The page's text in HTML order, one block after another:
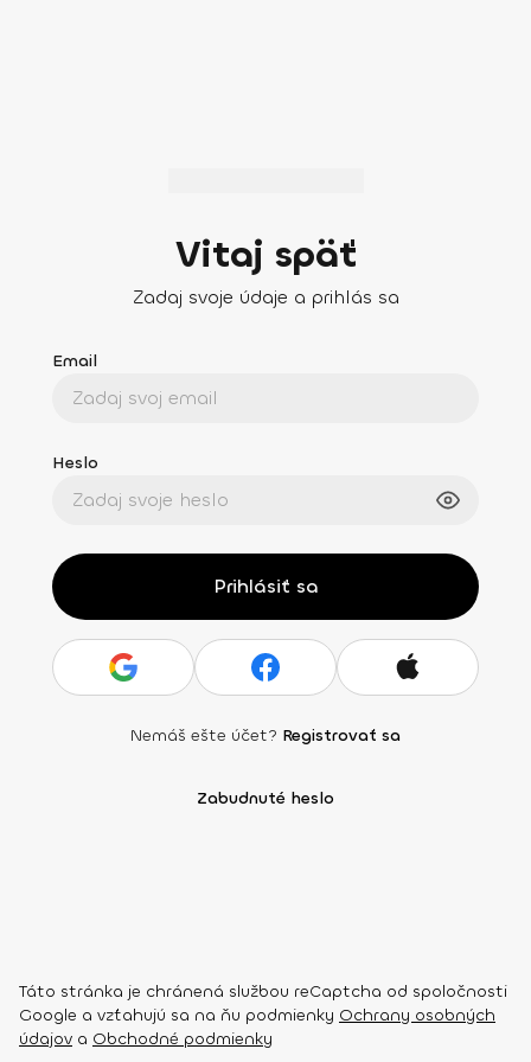
Vitaj späť
Zadaj svoje údaje a prihlás sa
Email
Heslo
Prihlásiť sa
Nemáš ešte účet? Registrovať sa
Zabudnuté heslo
Táto stránka je chránená službou reCaptcha od spoločnosti
Google a vzťahujú sa na ňu podmienky Ochrany osobných
údajov a Obchodné podmienky